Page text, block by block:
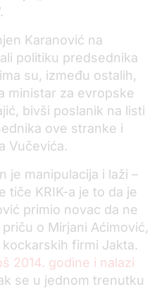
Karanović na
politiku predsednika
su, između ostalih,
ministar za evropske
bivši poslanik na listi
ove stranke i
Vučevića.
je manipulacija i laži –
tiče KRIK-a je to da je
primio novac da ne
o Mirjani Aćimović,
firmi Jakta.
2014. godine i nalazi
se u jednom trenutku